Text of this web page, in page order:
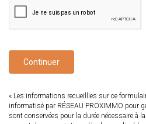
Continuer
« Les informations recueillies sur ce
informatisé par RÉSEAU PROXIMMO pour
sont conservées pour la durée nécessaire à